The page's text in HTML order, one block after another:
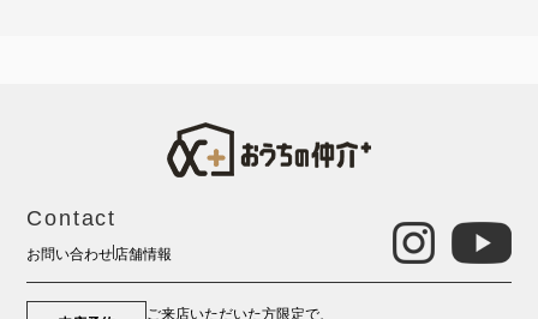
Contact
お問い合わせ 店舗情報
ご来店いただいた方限定で、